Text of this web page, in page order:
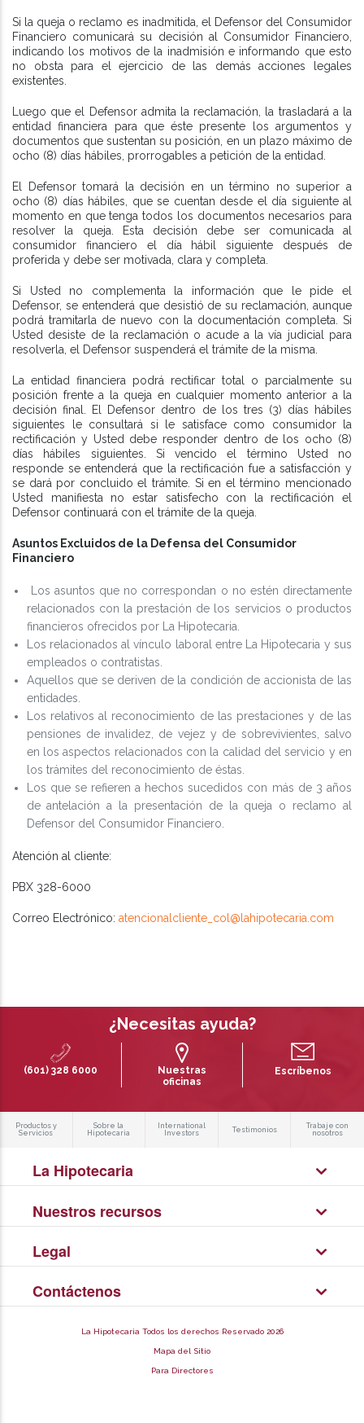
Si la queja o reclamo es inadmitida, el Defensor del Consumidor
Financiero comunicará su decisión al Consumidor Financiero,
indicando los motivos de la inadmisión e informando que esto
no obsta para el ejercicio de las demás acciones legales
existentes.
Luego que el Defensor admita la reclamación, la trasladará a la
entidad financiera para que éste presente los argumentos y
documentos que sustentan su posición, en un plazo máximo de
ocho (8) días hábiles, prorrogables a petición de la entidad.
El Defensor tomará la decisión en un término no superior a
ocho (8) días hábiles, que se cuentan desde el día siguiente al
momento en que tenga todos los documentos necesarios para
resolver la queja. Esta decisión debe ser comunicada al
consumidor financiero el día hábil siguiente después de
proferida y debe ser motivada, clara y completa.
Si Usted no complementa la información que le pide el
Defensor, se entenderá que desistió de su reclamación, aunque
podrá tramitarla de nuevo con la documentación completa. Si
Usted desiste de la reclamación o acude a la vía judicial para
resolverla, el Defensor suspenderá el trámite de la misma.
La entidad financiera podrá rectificar total o parcialmente su
posición frente a la queja en cualquier momento anterior a la
decisión final. El Defensor dentro de los tres (3) días hábiles
siguientes le consultará si le satisface como consumidor la
rectificación y Usted debe responder dentro de los ocho (8)
días hábiles siguientes. Si vencido el término Usted no
responde se entenderá que la rectificación fue a satisfacción y
se dará por concluido el trámite. Si en el término mencionado
Usted manifiesta no estar satisfecho con la rectificación el
Defensor continuará con el trámite de la queja.
Asuntos Excluidos de la Defensa del Consumidor
Financiero
Los asuntos que no correspondan o no estén directamente
relacionados con la prestación de los servicios o productos
financieros ofrecidos por La Hipotecaria.
Los relacionados al vínculo laboral entre La Hipotecaria y sus
empleados o contratistas.
Aquellos que se deriven de la condición de accionista de las
entidades.
Los relativos al reconocimiento de las prestaciones y de las
pensiones de invalidez, de vejez y de sobrevivientes, salvo
en los aspectos relacionados con la calidad del servicio y en
los trámites del reconocimiento de éstas.
Los que se refieren a hechos sucedidos con más de 3 años
de antelación a la presentación de la queja o reclamo al
Defensor del Consumidor Financiero.
Atención al cliente:
PBX 328-6000
Correo Electrónico: atencionalcliente_col@lahipotecaria.com
¿Necesitas ayuda?
(601) 328 6000
Nuestras
oficinas
Escríbenos
Productos y
Servicios
Sobre la
Hipotecaria
International
Investors
Testimonios
Trabaje con
nosotros
La Hipotecaria
Nuestros recursos
Legal
Contáctenos
La Hipotecaria Todos los derechos Reservado 2026
Mapa del Sitio
Para Directores